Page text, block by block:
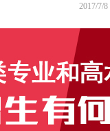
2017/7/